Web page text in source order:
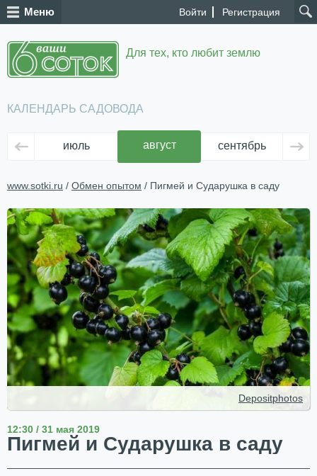
Войти Регистрация
Меню
Для тех, кто любит землю
КАЛЕНДАРЬ САДОВОДА
июль август сентябрь
www.sotki.ru / Обмен опытом / Пигмей и Сударушка в саду
Depositphotos
12:30 / 31 мая 2019
Пигмей и Сударушка в саду